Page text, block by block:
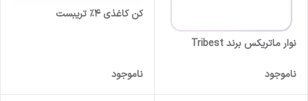
نوار ماتریکس برند Tribest
ناموجود
کن کاغذی 4% تریبست
ناموجود